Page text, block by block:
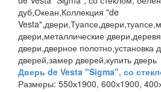
дуб,Океан,Коллекция "de
двери,металлические
двери,дверное полотно,установка
дверей,замер дверей,купить дверь
Дверь de Vesta "Sigma", со
Размеры: 550х1900, 600х1900,